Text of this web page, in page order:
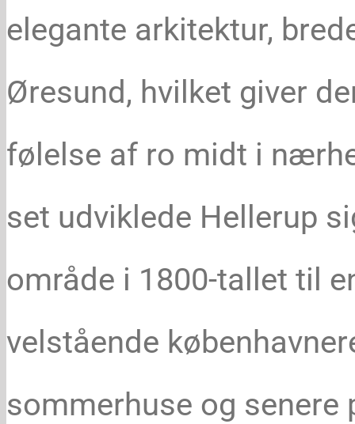
elegante arkitektur,
Øresund, hvilket giver
følelse af ro midt i
set udviklede Hellerup
område i 1800-tallet til
velstående
sommerhuse og senere